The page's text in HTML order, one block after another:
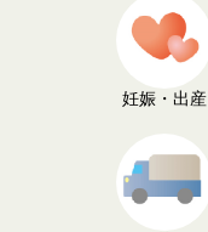
妊娠・出産